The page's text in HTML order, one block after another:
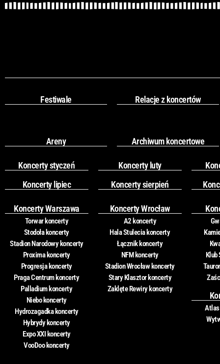
Festiwale Relacje z koncertów
Areny Archiwum koncertowe
Koncerty styczeń Koncerty luty
Koncerty lipiec
Koncerty sierpień
Koncerty Warszawa
Torwar koncerty
Stodoła koncerty
Stadion Narodowy koncerty
Proxima koncerty
Progresja koncerty
Praga Centrum koncerty
Palladium koncerty
Niebo koncerty
Hydrozagadka koncerty
Hybrydy koncerty
Expo XXI koncerty
VooDoo koncerty
Koncerty Wrocław
A2 koncerty
Hala Stulecia koncerty
Łącznik koncerty
NFM koncerty
Stadion Wrocław koncerty
Stary Klasztor koncerty
Zaklęte Rewiry koncerty
Klub